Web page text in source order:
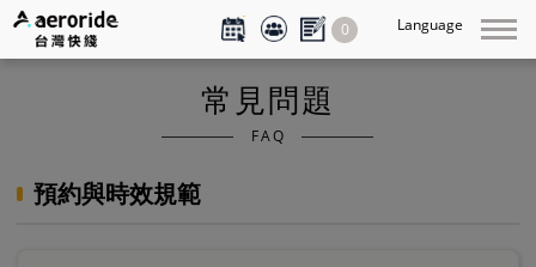
0 Language
常見問題
FAQ
預約與時效規範